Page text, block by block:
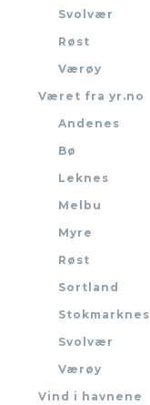
Svolvær
Røst
Værøy
Været fra yr.no
Andenes
Bø
Leknes
Melbu
Myre
Røst
Sortland
Stokmarknes
Svolvær
Værøy
Vind i havnene